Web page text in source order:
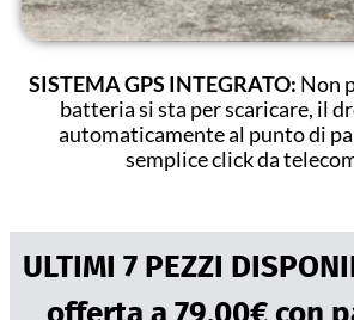
SISTEMA GPS INTEGRATO: Non
batteria si sta per scaricare, il
automaticamente al punto di
semplice click da
ULTIMI 7 PEZZI